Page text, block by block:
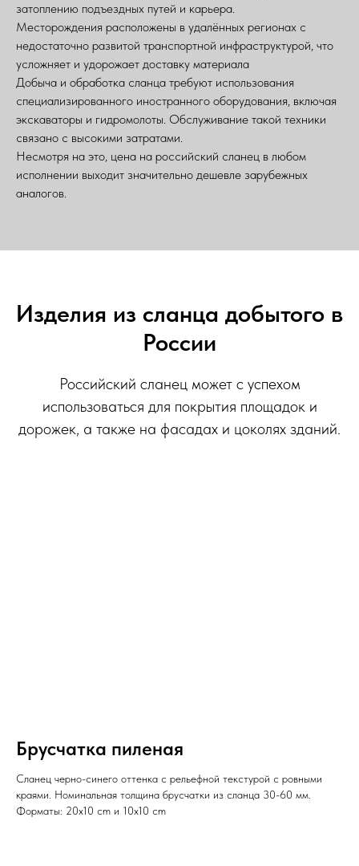
затоплению подъездных путей и карьера.
Месторождения расположены в удалённых регионах с
недостаточно развитой транспортной инфраструктурой, что
усложняет и удорожает доставку материала
Добыча и обработка сланца требуют использования
специализированного иностранного оборудования, включая
экскаваторы и гидромолоты. Обслуживание такой техники
связано с высокими затратами.
Несмотря на это, цена на российский сланец в любом
исполнении выходит значительно дешевле зарубежных
аналогов.
Изделия из сланца добытого в
России
Российский сланец может с успехом
использоваться для покрытия площадок и
дорожек, а также на фасадах и цоколях зданий.
Брусчатка пиленая
Сланец черно-синего оттенка с рельефной текстурой с ровными
краями. Номинальная толщина брусчатки из сланца 30-60 мм.
Форматы: 20x10 cm и 10x10 cm